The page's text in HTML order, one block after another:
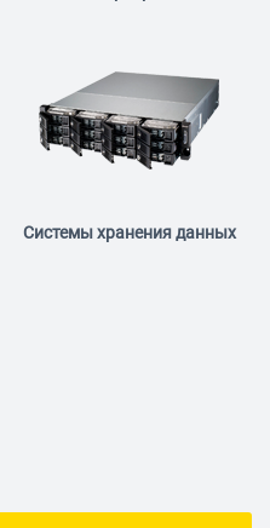
Системы хранения данных